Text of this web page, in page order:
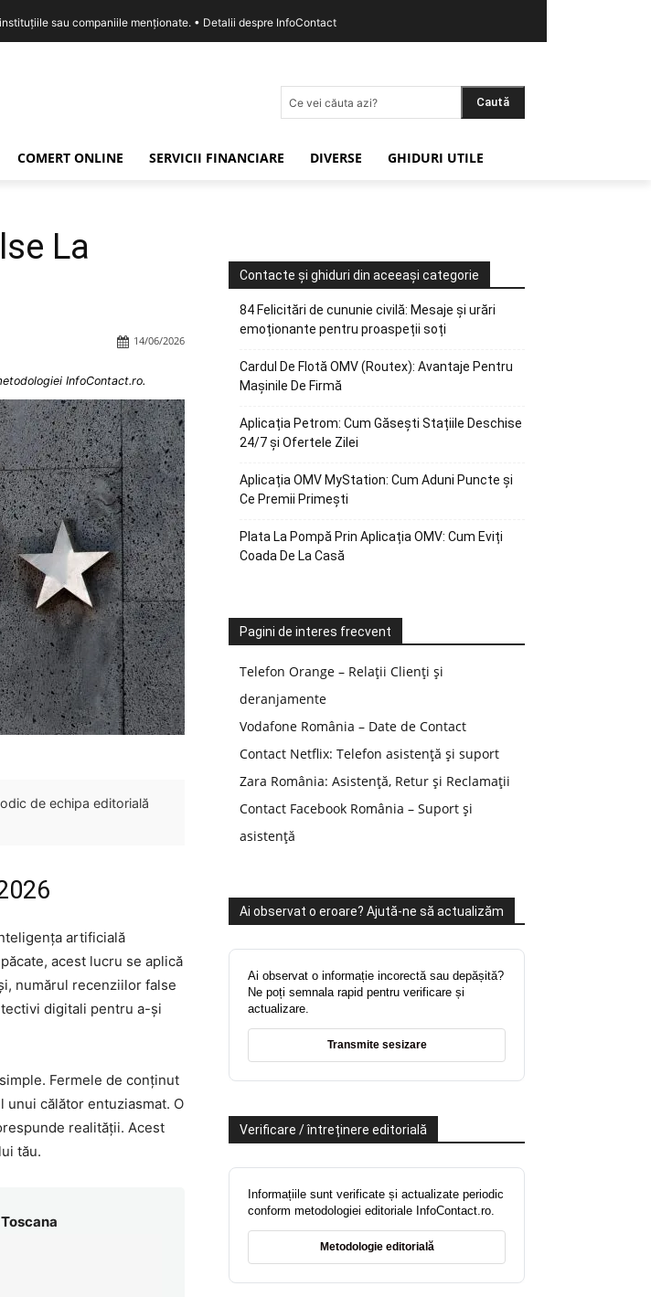
sau companiile menționate. • Detalii despre InfoContact
Ce vei căuta azi? Caută
COMERT ONLINE SERVICII FINANCIARE DIVERSE GHIDURI UTILE
La
14/06/2026
InfoContact.ro.
de echipa editorială
artificială
acest lucru se aplică
numărul recenziilor false
digitali pentru a-și
Fermele de conținut
călător entuziasmat. O
realității. Acest
tău.
Contacte și ghiduri din aceeași categorie
84 Felicitări de cununie civilă: Mesaje și urări
emoționante pentru proaspeții soți
Cardul De Flotă OMV (Routex): Avantaje Pentru
Mașinile De Firmă
Aplicația Petrom: Cum Găsești Stațiile Deschise
24/7 și Ofertele Zilei
Aplicația OMV MyStation: Cum Aduni Puncte și
Ce Premii Primești
Plata La Pompă Prin Aplicația OMV: Cum Eviți
Coada De La Casă
Pagini de interes frecvent
Telefon Orange – Relații Clienți și
deranjamente
Vodafone România – Date de Contact
Contact Netflix: Telefon asistență și suport
Zara România: Asistență, Retur și Reclamații
Contact Facebook România – Suport și
asistență
Ai observat o eroare? Ajută-ne să actualizăm
Ai observat o informație incorectă sau depășită?
Ne poți semnala rapid pentru verificare și
actualizare.
Transmite sesizare
Verificare / întreținere editorială
Informațiile sunt verificate și actualizate periodic
conform metodologiei editoriale InfoContact.ro.
Metodologie editorială